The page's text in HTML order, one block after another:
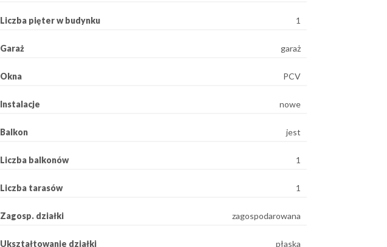
Liczba pięter w budynku 1
Garaż garaż
Okna PCV
Instalacje nowe
Balkon jest
Liczba balkonów 1
Liczba tarasów 1
Zagosp. działki zagospodarowana
Ukształtowanie działki płaska